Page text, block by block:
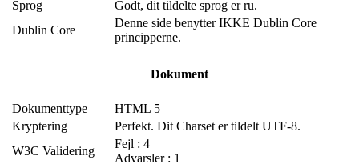
Sprog
Godt, dit tildelte sprog er ru.
Dublin Core
Denne side benytter IKKE Dublin Core
principperne.
Dokument
Dokumenttype
HTML 5
Kryptering
Perfekt. Dit Charset er tildelt UTF-8.
W3C Validering
Fejl : 4
Advarsler : 1